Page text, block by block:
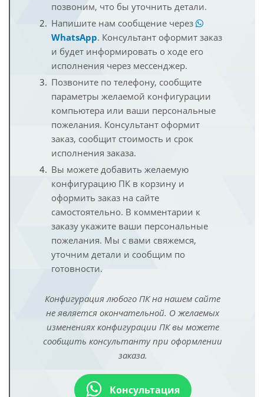
позвоним, что бы уточнить детали.
Напишите нам сообщение через
WhatsApp. Консультант оформит заказ
и будет информировать о ходе его
исполнения через мессенджер.
Позвоните по телефону, сообщите
параметры желаемой конфигурации
компьютера или ваши персональные
пожелания. Консультант оформит
заказ, сообщит стоимость и срок
исполнения заказа.
Вы можете добавить желаемую
конфигурацию ПК в корзину и
оформить заказ на сайте
самостоятельно. В комментарии к
заказу укажите ваши персональные
пожелания. Мы с вами свяжемся,
уточним детали и сообщим по
готовности.
Конфигурация любого ПК на нашем сайте
не является окончательной. О желаемых
изменениях конфигурации ПК вы можете
сообщить консультанту при оформлении
заказа.
Консультация